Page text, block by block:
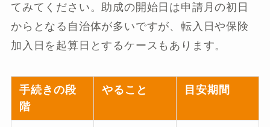
てみてください。助成の開始日は申請月の初日
からとなる自治体が多いですが、転入日や保険
加入日を起算日とするケースもあります。
手続きの段
階
やること 目安期間